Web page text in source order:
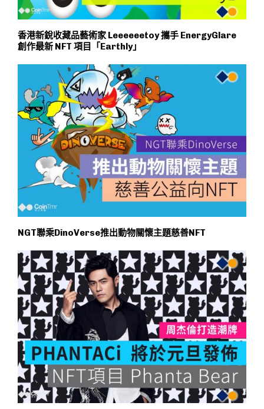
香港新銳收藏品藝術家 Leeeeeetoy 攜手 EnergyGlare
創作最新 NFT 項目「Earthly」
NGT聯乘DinoVerse推出動物關懷主題慈善NFT